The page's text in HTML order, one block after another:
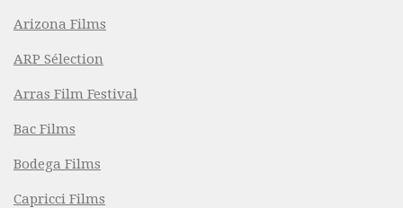
Arizona Films
ARP Sélection
Arras Film Festival
Bac Films
Bodega Films
Capricci Films